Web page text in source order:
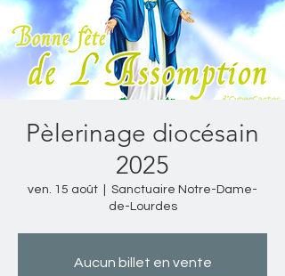
Pèlerinage diocésain
2025
ven. 15 août
Sanctuaire Notre-Dame-
de-Lourdes
Aucun billet en vente